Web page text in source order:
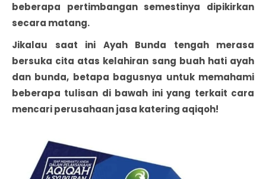
beberapa pertimbangan semestinya dipikirkan
secara matang.
Jikalau saat ini Ayah Bunda tengah merasa
bersuka cita atas kelahiran sang buah hati ayah
dan bunda, betapa bagusnya untuk memahami
beberapa tulisan di bawah ini yang terkait cara
mencari perusahaan jasa katering aqiqoh!